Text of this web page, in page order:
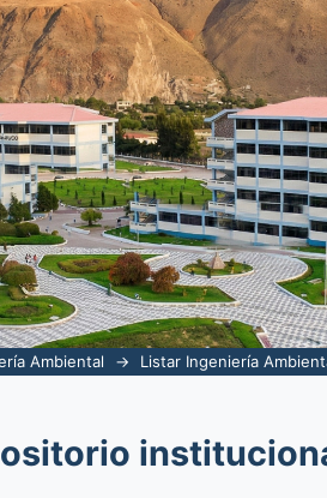
Ambiental → Listar Ingeniería